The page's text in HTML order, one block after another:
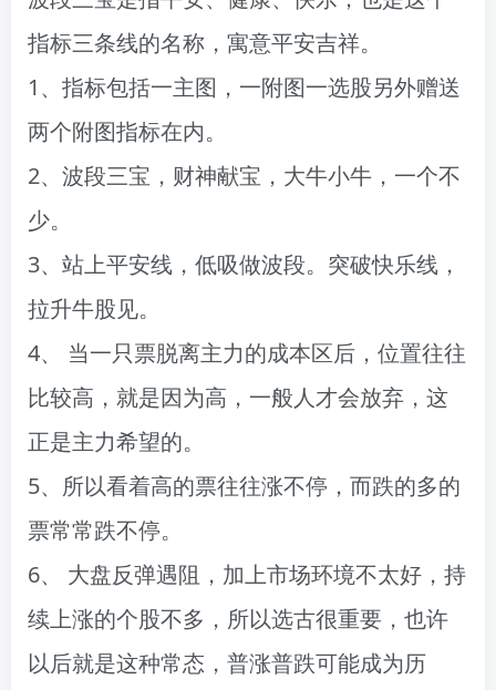
指标三条线的名称，寓意平安吉祥。
1、指标包括一主图，一附图一选股另外赠送
两个附图指标在内。
2、波段三宝，财神献宝，大牛小牛，一个不
少。
3、站上平安线，低吸做波段。突破快乐线，
拉升牛股见。
4、 当一只票脱离主力的成本区后，位置往往
比较高，就是因为高，一般人才会放弃，这
正是主力希望的。
5、所以看着高的票往往涨不停，而跌的多的
票常常跌不停。
6、 大盘反弹遇阻，加上市场环境不太好，持
续上涨的个股不多，所以选古很重要，也许
以后就是这种常态，普涨普跌可能成为历